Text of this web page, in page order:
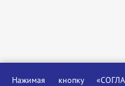
Нажимая кнопку